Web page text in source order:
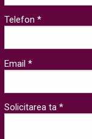
Telefon *
Email *
Solicitarea ta *